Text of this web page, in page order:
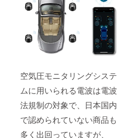
空気圧モニタリングシステ
ムに用いられる電波は電波
法規制の対象で、日本国内
で認められていない商品も
多く出回っていますが、